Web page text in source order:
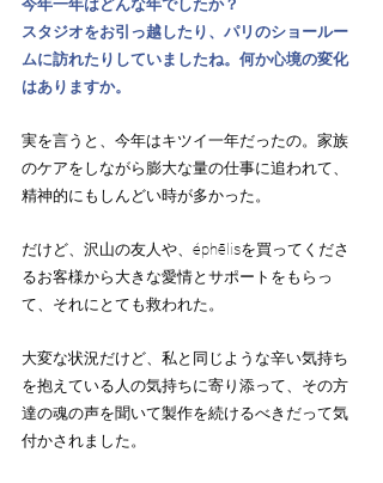
今年一年はどんな年でしたか？
スタジオをお引っ越したり、パリのショールー
ムに訪れたりしていましたね。何か心境の変化
はありますか。
実を言うと、今年はキツイ一年だったの。家族
のケアをしながら膨大な量の仕事に追われて、
精神的にもしんどい時が多かった。
だけど、沢山の友人や、éphēlisを買ってくださ
るお客様から大きな愛情とサポートをもらっ
て、それにとても救われた。
大変な状況だけど、私と同じような辛い気持ち
を抱えている人の気持ちに寄り添って、その方
達の魂の声を聞いて製作を続けるべきだって気
付かされました。